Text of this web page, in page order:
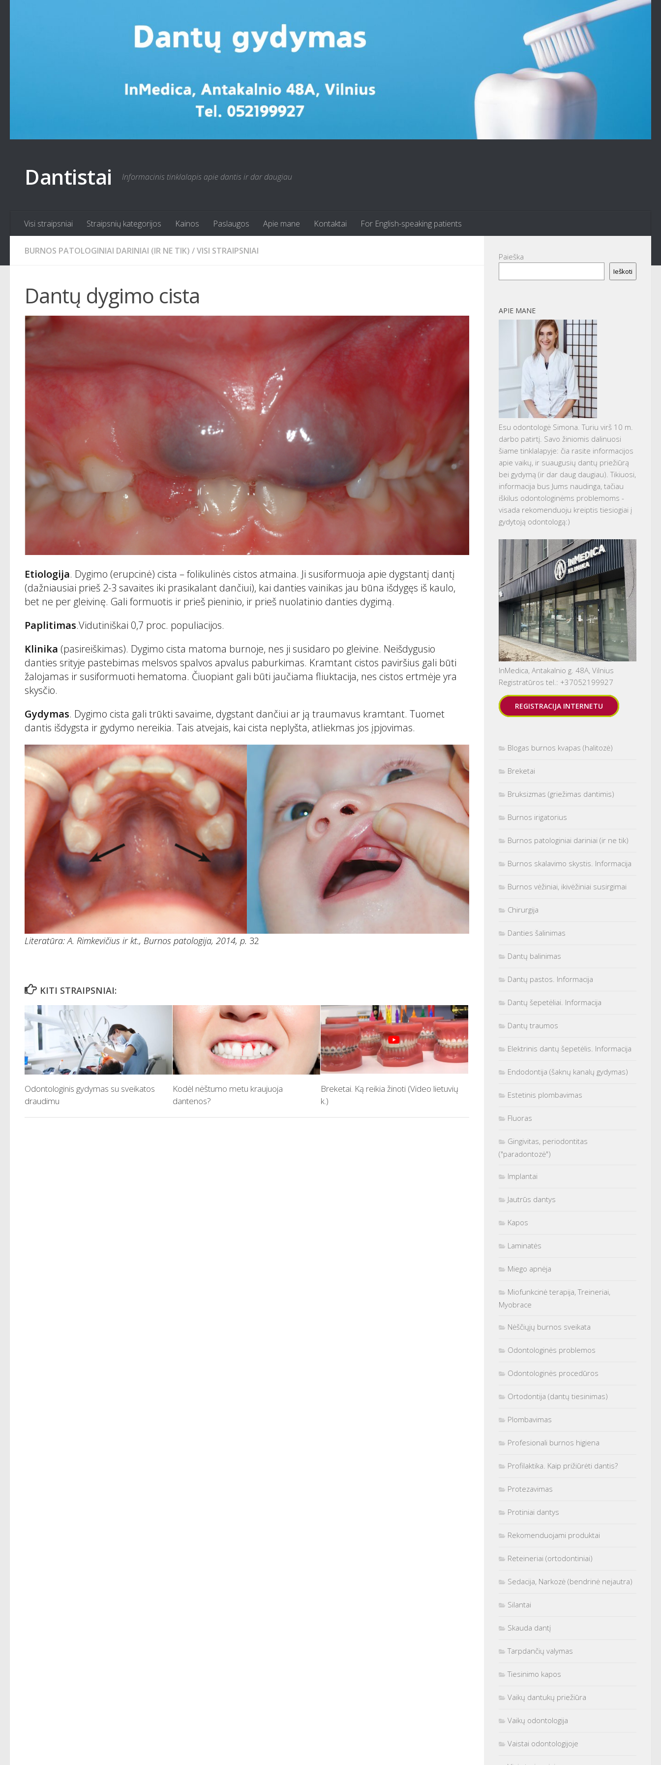
Dantistai Informacinis tinklalapis apie dantis ir dar daugiau
Visi straipsniai Straipsnių kategorijos Kainos Paslaugos Apie mane Kontaktai For English-speaking patients
BURNOS PATOLOGINIAI DARINIAI (IR NE TIK) /VISI STRAIPSNIAI
Dantų dygimo cista
Etiologija. Dygimo (erupcinė) cista – folikulinės cistos atmaina. Ji susiformuoja apie dygstantį dantį
(dažniausiai prieš 2-3 savaites iki prasikalant dančiui), kai danties vainikas jau būna išdygęs iš kaulo,
bet ne per gleivinę. Gali formuotis ir prieš pieninio, ir prieš nuolatinio danties dygimą.
Paplitimas.Vidutiniškai 0,7 proc. populiacijos.
Klinika (pasireiškimas). Dygimo cista matoma burnoje, nes ji susidaro po gleivine. Neišdygusio
danties srityje pastebimas melsvos spalvos apvalus paburkimas. Kramtant cistos paviršius gali būti
žalojamas ir susiformuoti hematoma. Čiuopiant gali būti jaučiama fliuktacija, nes cistos ertmėje yra
skysčio.
Gydymas. Dygimo cista gali trūkti savaime, dygstant dančiui ar ją traumavus kramtant. Tuomet
dantis išdygsta ir gydymo nereikia. Tais atvejais, kai cista neplyšta, atliekmas jos įpjovimas.
Literatūra: A. Rimkevičius ir kt., Burnos patologija, 2014, p. 32
KITI STRAIPSNIAI:
Odontologinis gydymas su sveikatos
draudimu
Kodėl nėštumo metu kraujuoja
dantenos?
Breketai. Ką reikia žinoti (Video lietuvių
k.)
Paieška
Ieškoti
APIE MANE
Esu odontologė Simona. Turiu virš 10 m.
darbo patirtį. Savo žiniomis dalinuosi
šiame tinklalapyje: čia rasite informacijos
apie vaikų, ir suaugusių dantų priežiūrą
bei gydymą (ir dar daug daugiau). Tikiuosi,
informacija bus Jums naudinga, tačiau
iškilus odontologinėms problemoms -
visada rekomenduoju kreiptis tiesiogiai į
gydytoją odontologą:)
InMedica, Antakalnio g. 48A, Vilnius
Registratūros tel.: +37052199927
REGISTRACIJA INTERNETU
Blogas burnos kvapas (halitozė)
Breketai
Bruksizmas (griežimas dantimis)
Burnos irigatorius
Burnos patologiniai dariniai (ir ne tik)
Burnos skalavimo skystis. Informacija
Burnos vėžiniai, ikivėžiniai susirgimai
Chirurgija
Danties šalinimas
Dantų balinimas
Dantų pastos. Informacija
Dantų šepetėliai. Informacija
Dantų traumos
Elektrinis dantų šepetėlis. Informacija
Endodontija (šaknų kanalų gydymas)
Estetinis plombavimas
Fluoras
Gingivitas, periodontitas
("paradontozė")
Implantai
Jautrūs dantys
Kapos
Laminatės
Miego apnėja
Miofunkcinė terapija, Treineriai,
Myobrace
Nėščiųjų burnos sveikata
Odontologinės problemos
Odontologinės procedūros
Ortodontija (dantų tiesinimas)
Plombavimas
Profesionali burnos higiena
Profilaktika. Kaip prižiūrėti dantis?
Protezavimas
Protiniai dantys
Rekomenduojami produktai
Reteineriai (ortodontiniai)
Sedacija, Narkozė (bendrinė nejautra)
Silantai
Skauda dantį
Tarpdančių valymas
Tiesinimo kapos
Vaikų dantukų priežiūra
Vaikų odontologija
Vaistai odontologijoje